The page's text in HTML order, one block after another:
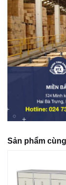
Sản phẩm